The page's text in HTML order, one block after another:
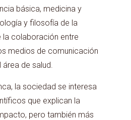
básica, medicina y
y filosofía de la
la colaboración entre
medios de comunicación
de salud.
la sociedad se interesa
que explican la
pero también más